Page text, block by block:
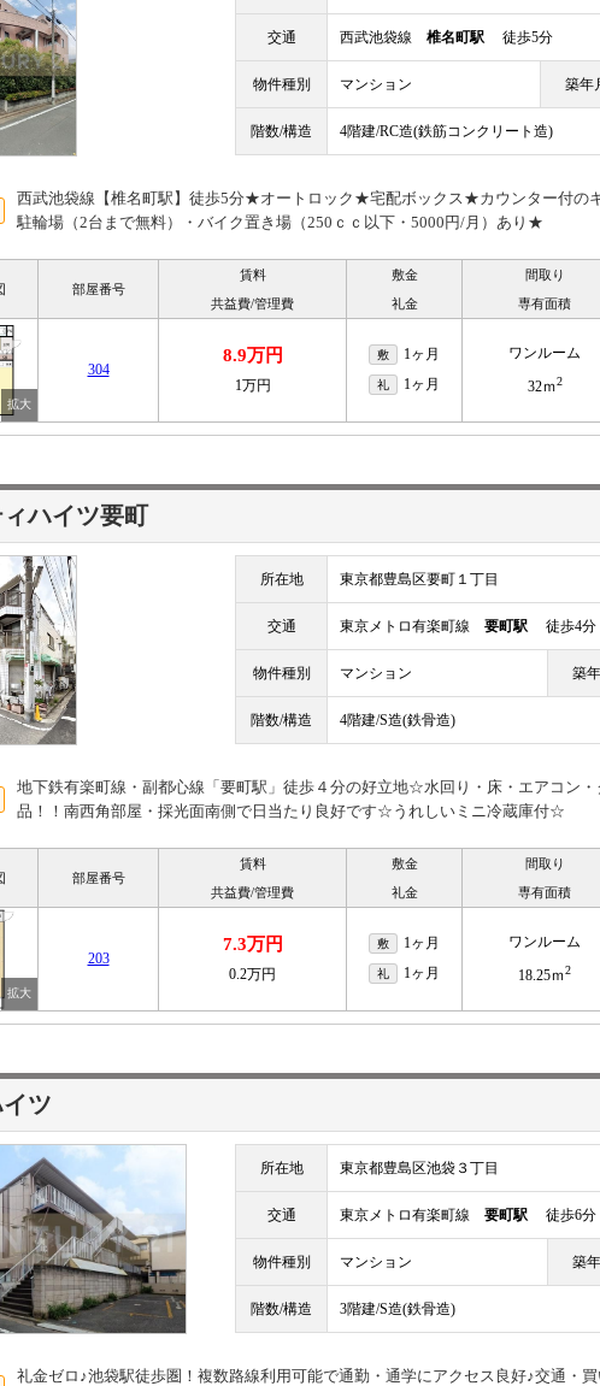
交通 西武池袋線 椎名町駅 徒歩5分
物件種別 マンション 築年
階数/構造 4階建/RC造(鉄筋コンクリート造)
西武池袋線【椎名町駅】徒歩5分★オートロック★宅配ボックス★カウンター付の
駐輪場（2台まで無料）・バイク置き場（250ｃｃ以下・5000円/月）あり★
部屋番号
賃料
共益費/管理費
敷金
礼金
間取り
専有面積
304
8.9万円
1万円
敷 1ヶ月
礼 1ヶ月
ワンルーム
32ｍ2
ィハイツ要町
所在地 東京都豊島区要町１丁目
交通 東京メトロ有楽町線 要町駅 徒歩4分
物件種別 マンション 築
階数/構造 4階建/S造(鉄骨造)
地下鉄有楽町線・副都心線「要町駅」徒歩４分の好立地☆水回り・床・エアコン
品！！南西角部屋・採光面南側で日当たり良好です☆うれしいミニ冷蔵庫付☆
部屋番号
賃料
共益費/管理費
敷金
礼金
間取り
専有面積
203
7.3万円
0.2万円
敷 1ヶ月
礼 1ヶ月
ワンルーム
18.25ｍ2
ツ
所在地 東京都豊島区池袋３丁目
交通 東京メトロ有楽町線 要町駅 徒歩6分
物件種別 マンション 築
階数/構造 3階建/S造(鉄骨造)
礼金ゼロ♪池袋駅徒歩圏！複数路線利用可能で通勤・通学にアクセス良好♪交通・